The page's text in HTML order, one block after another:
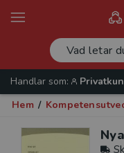
Handlar som:
Hem /